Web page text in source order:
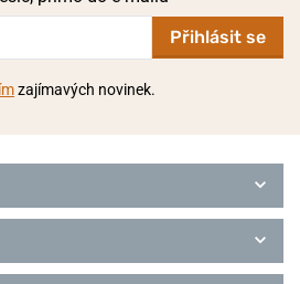
Přihlásit se
zajímavých novinek.